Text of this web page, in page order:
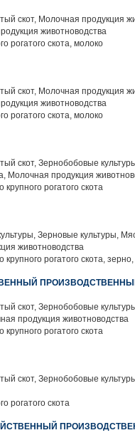
скот, Молочная продукция
животноводства
рогатого скота, молоко
скот, Молочная продукция
животноводства
рогатого скота, молоко
скот, Зернобобовые
Молочная продукция
крупного рогатого скота
Зерновые культуры,
животноводства
крупного рогатого скота,
скот, Зернобобовые
продукция животноводства
крупного рогатого скота
скот, Зернобобовые
рогатого скота